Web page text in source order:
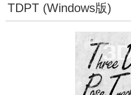
TDPT (Windows版)